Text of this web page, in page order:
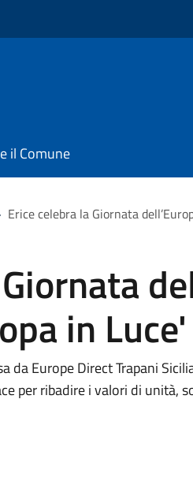
il Comune
Erice celebra la Giornata
in Luce'
da Europe Direct Trapani
per ribadire i valori di unità,